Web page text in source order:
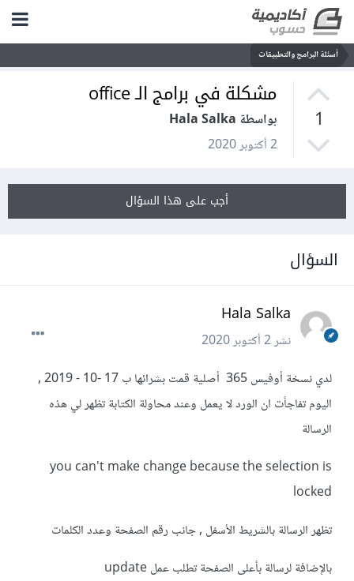
أسئلة البرامج والتطبيقات
1
مشكلة في برامج الـ office
بواسطة Hala Salka
2 أكتوبر 2020
أجب على هذا السؤال
السؤال
Hala Salka
نشر2 أكتوبر 2020
لدي نسخة أوفيس 365 أصلية قمت بشرائها ب 17 -10 - 2019 ,
اليوم تفاجأت ان الورد لا يعمل وعند محاولة الكتابة تظهر لي هذه
الرسالة
you can't make change because the selection is
locked
تظهر الرسالة بالشريط الأسفل , جانب رقم الصفحة وعدد الكلمات
بالإضافة لرسالة بأعلى الصفحة تطلب عمل update